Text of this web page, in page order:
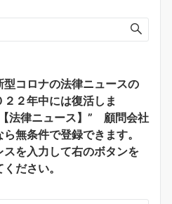
コロナの法律ニュースの
２年中には復活しま
法律ニュース】” 顧問会社
無条件で登録できます。
を入力して右のボタンを
ださい。